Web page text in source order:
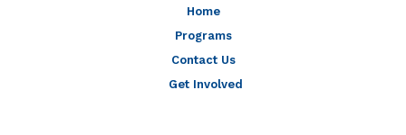
Home
Programs
Contact Us
Get Involved